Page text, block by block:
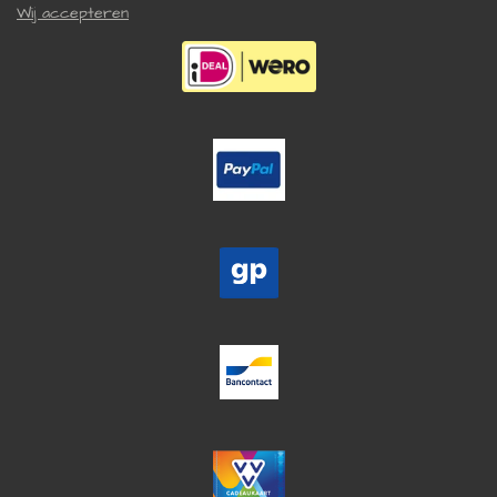
Wij accepteren